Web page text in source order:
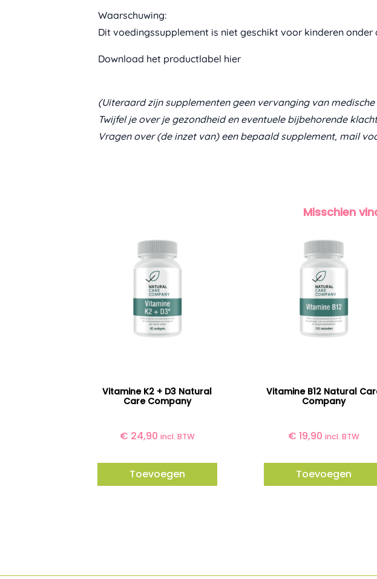
Waarschuwing:
Dit voedingssupplement is niet geschikt voor kinderen onder
Download het productlabel hier
(Uiteraard zijn supplementen geen vervanging van
Twijfel je over je gezondheid en eventuele bijbehorende
Vragen over (de inzet van) een bepaald supplement, mail
Misschien
Vitamine K2 + D3 Natural
Care Company
€ 24,90 incl. BTW
Toevoegen
Vitamine B12 Natural
Company
€ 19,90 incl. BTW
Toevoegen